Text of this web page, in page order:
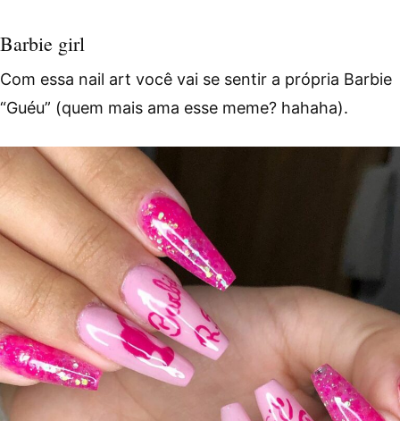
Barbie girl
Com essa nail art você vai se sentir a própria Barbie
“Guéu” (quem mais ama esse meme? hahaha).